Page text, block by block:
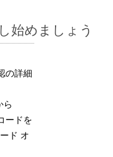
始めましょう
の詳細
ら
ードを
ド オ